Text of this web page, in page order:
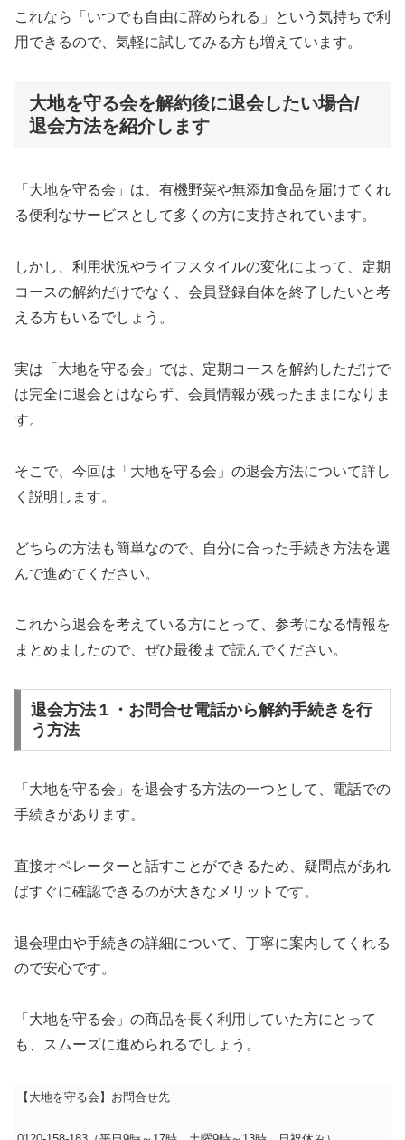
これなら「いつでも自由に辞められる」という気持ちで利
用できるので、気軽に試してみる方も増えています。
大地を守る会を解約後に退会したい場合/
退会方法を紹介します
「大地を守る会」は、有機野菜や無添加食品を届けてくれ
る便利なサービスとして多くの方に支持されています。
しかし、利用状況やライフスタイルの変化によって、定期
コースの解約だけでなく、会員登録自体を終了したいと考
える方もいるでしょう。
実は「大地を守る会」では、定期コースを解約しただけで
は完全に退会とはならず、会員情報が残ったままになりま
す。
そこで、今回は「大地を守る会」の退会方法について詳し
く説明します。
どちらの方法も簡単なので、自分に合った手続き方法を選
んで進めてください。
これから退会を考えている方にとって、参考になる情報を
まとめましたので、ぜひ最後まで読んでください。
退会方法１・お問合せ電話から解約手続きを行
う方法
「大地を守る会」を退会する方法の一つとして、電話での
手続きがあります。
直接オペレーターと話すことができるため、疑問点があれ
ばすぐに確認できるのが大きなメリットです。
退会理由や手続きの詳細について、丁寧に案内してくれる
ので安心です。
「大地を守る会」の商品を長く利用していた方にとって
も、スムーズに進められるでしょう。
【大地を守る会】お問合せ先